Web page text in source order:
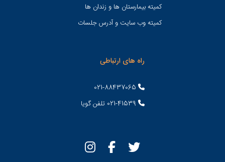
کمیته بیمارستان ها و زندان ها
کمیته وب سایت و آدرس جلسات
راه های ارتباطی